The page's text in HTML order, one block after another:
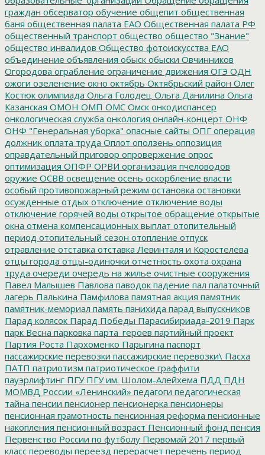
граждан обсерватор обучение общепит общественная
баня общественная палата ЕАО Общественная палата РФ
общественный транспорт общество общество "Знание"
общество инвалидов Общество фотоискусства ЕАО
объединение объявления обыск обыски Овчинников
Огородова ограбление ограничение движения ОГЭ ОДН
ожоги озеленение окно октябрь Октябрьский район Олег
Костюк олимпиада Ольга Голодец Ольга Данилина Ольга
Казанская ОМОН ОМП ОМС Омск онкодиспансер
онкологическая служба онкология онлайн-концерт ОНФ
ОНФ "Генеральная уборка" опасные сайты ОПГ операция
должник оплата труда Оплот оползень оппозиция
оправдательный приговор опровержение опрос
оптимизация ОПФР ОРВИ организация пчеловодов
оружие ОСВВ освещение осень оскорбление власти
особый противопожарный режим остановка остановки
осужденные отдых отключение отключение воды
отключение горячей воды открытое обращение открытые
окна отмена компенсационных выплат отопительный
период отопительный сезон отопление отпуск
отравление отставка отставка Левинталя и Коростелёва
отцы города отцы-одиночки отчетность охота охрана
труда очереди очередь на жилье очистные сооружения
Павел Малышев Павлова паводок падение пал палаточный
лагерь Палькина Памфилова памятная акция памятник
памятник-мемориал память панихида парад выпускников
Парад колясок Парад Победы Парасибириада-2019 Парк
парк Весна парковка парта_героев партийный проект
Партия Роста Пархоменко Парыгина паспорт
пассажирские перевозки пассажирские перевозки\ Пасха
ПАТП патриотизм патриотическое граффити
пауэрлифтинг ПГУПГУ им. Шолом-Алейхема ПДД ПДН
МОМВД России «Ленинский» педагоги педагогическая
тайна пенсии пенсионер пенсионерка пенсионеры
пенсионная грамотность пенсионная реформа пенсионные
накопления пенсионный возраст Пенсионный фонд пенсия
Первенство России по футболу Первомай 2017 первый
класс переводы переезд перерасчет перечень период